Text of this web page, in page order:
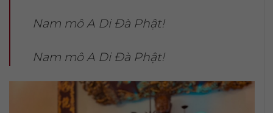
Nam mô A Di Đà Phật!
Nam mô A Di Đà Phật!